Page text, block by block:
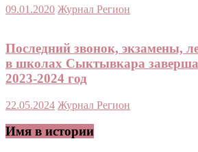
09.01.2020 Журнал Регион
Последний звонок, экзамены,
в школах Сыктывкара
2023-2024 год
22.05.2024 Журнал Регион
Имя в истории